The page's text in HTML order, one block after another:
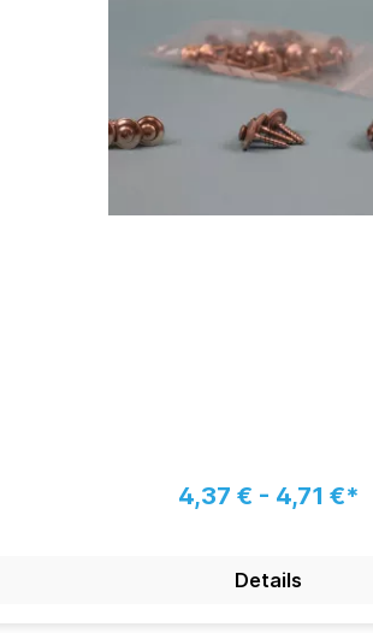
4,37 € - 4,71 €*
Details